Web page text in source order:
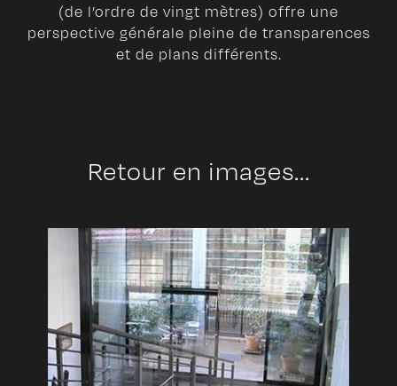
(de l’ordre de vingt mètres) offre une
perspective générale pleine de transparences
et de plans différents.
Retour en images...